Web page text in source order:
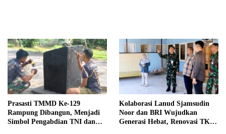
Prasasti TMMD Ke-129
Rampung Dibangun, Menjadi
Simbol Pengabdian TNI dan
Kolaborasi Lanud Sjamsudin
Noor dan BRI Wujudkan
Generasi Hebat, Renovasi TK